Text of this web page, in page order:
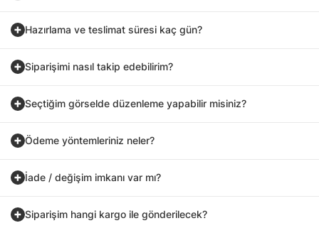
Hazırlama ve teslimat süresi kaç gün?
Siparişimi nasıl takip edebilirim?
Seçtiğim görselde düzenleme yapabilir misiniz?
Ödeme yöntemleriniz neler?
İade / değişim imkanı var mı?
Siparişim hangi kargo ile gönderilecek?